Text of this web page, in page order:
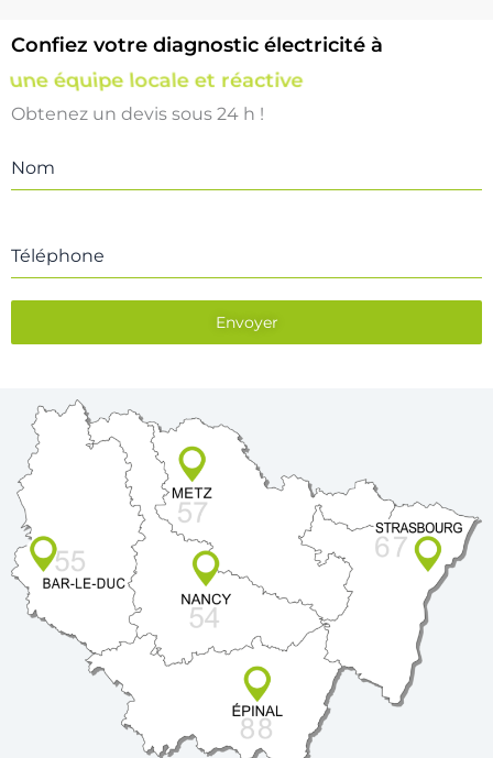
Confiez votre diagnostic électricité à
une équipe locale et réactive
Obtenez un devis sous 24 h !
Nom
Téléphone
Envoyer